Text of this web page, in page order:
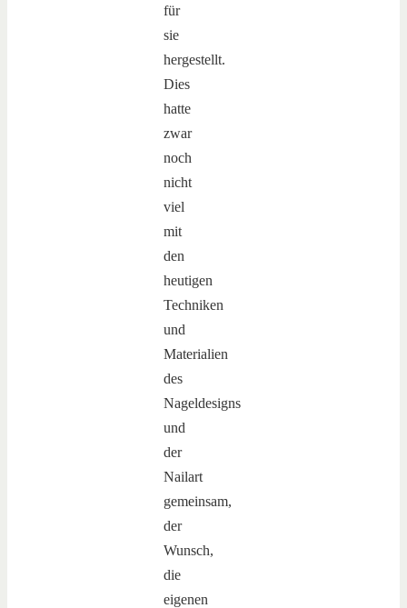
für
sie
hergestellt.
Dies
hatte
zwar
noch
nicht
viel
mit
den
heutigen
Techniken
und
Materialien
des
Nageldesigns
und
der
Nailart
gemeinsam,
der
Wunsch,
die
eigenen